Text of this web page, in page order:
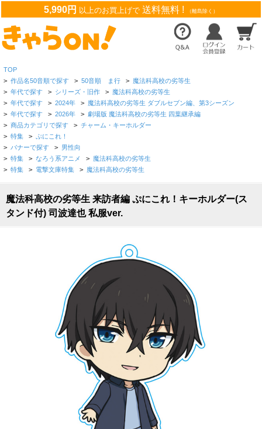
5,990円 以上のお買上げで 送料無料 ! （離島除く）
TOP
> 作品名50音順で探す > 50音順 ま行 > 魔法科高校の劣等生
> 年代で探す > シリーズ・旧作 > 魔法科高校の劣等生
> 年代で探す > 2024年 > 魔法科高校の劣等生 ダブルセブン編、第3シーズン
> 年代で探す > 2026年 > 劇場版 魔法科高校の劣等生 四葉継承編
> 商品カテゴリで探す > チャーム・キーホルダー
> 特集 > ぷにこれ！
> バナーで探す > 男性向
> 特集 > なろう系アニメ > 魔法科高校の劣等生
> 特集 > 電撃文庫特集 > 魔法科高校の劣等生
魔法科高校の劣等生 来訪者編 ぷにこれ！キーホルダー(ス
タンド付) 司波達也 私服ver.